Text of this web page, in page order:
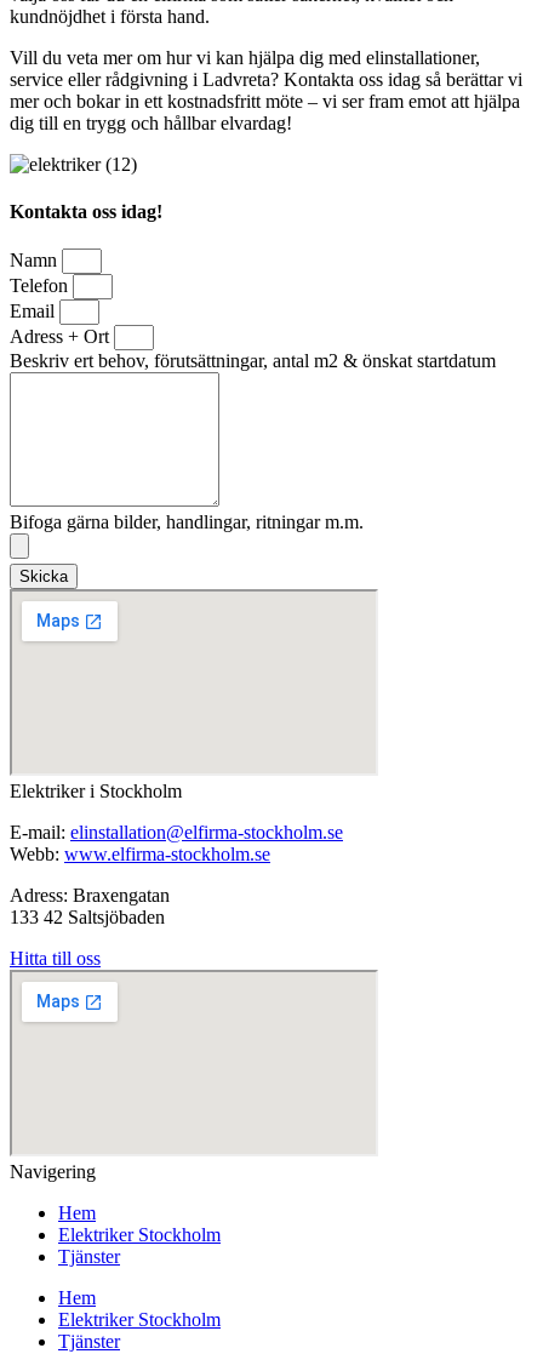
kundnöjdhet i första hand.
Vill du veta mer om hur vi kan hjälpa dig med elinstallationer,
service eller rådgivning i Ladvreta? Kontakta oss idag så berättar vi
mer och bokar in ett kostnadsfritt möte – vi ser fram emot att hjälpa
dig till en trygg och hållbar elvardag!
Kontakta oss idag!
Namn
Telefon
Email
Adress + Ort
Beskriv ert behov, förutsättningar, antal m2 & önskat startdatum
Bifoga gärna bilder, handlingar, ritningar m.m.
Skicka
Elektriker i Stockholm
E-mail: elinstallation@elfirma-stockholm.se
Webb: www.elfirma-stockholm.se
Adress: Braxengatan
133 42 Saltsjöbaden
Hitta till oss
Navigering
Hem
Elektriker Stockholm
Tjänster
Hem
Elektriker Stockholm
Tjänster